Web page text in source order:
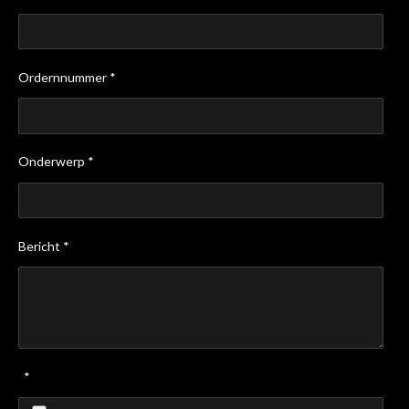
Ordernnummer *
Onderwerp *
Bericht *
*